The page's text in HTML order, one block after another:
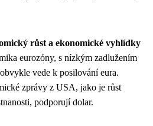
růst a ekonomické vyhlídky
eurozóny, s nízkým zadlužením
vede k posilování eura.
zprávy z USA, jako je růst
podporují dolar.